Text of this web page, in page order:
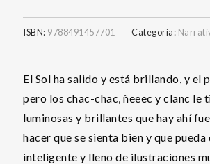
ISBN: 9788491457701 Categoría:
El Sol ha salido y está brillando, y el
pero los chac-chac, ñeeec y clanc le
luminosas y brillantes que hay ahí
hacer que se sienta bien y que
inteligente y lleno de ilustraciones